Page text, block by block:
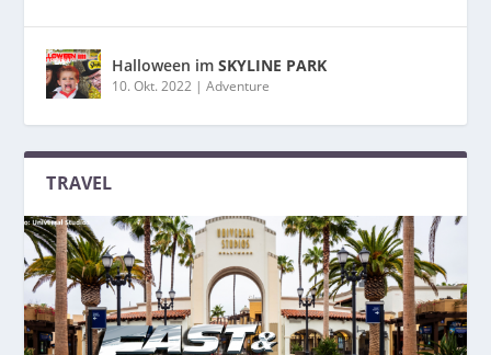
Halloween imSKYLINE PARK
10. Okt. 2022 |Adventure
TRAVEL